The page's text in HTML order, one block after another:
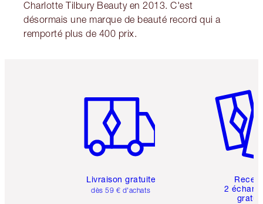
Charlotte Tilbury Beauty en 2013. C'est
désormais une marque de beauté record qui a
remporté plus de 400 prix.
Livraison gratuite
dès 59 € d'achats
2